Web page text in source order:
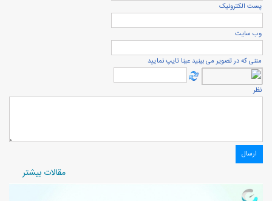
پست الكترونيک
وب سایت
متنی که در تصویر می بینید عینا تایپ نمایید
نظر
مقالات بیشتر